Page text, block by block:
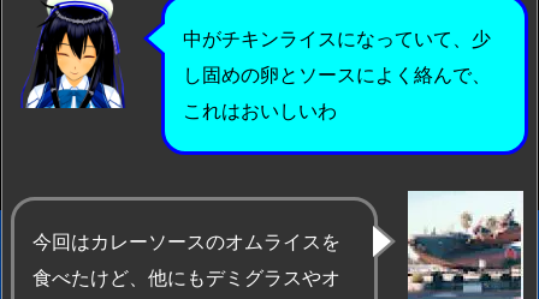
中がチキンライスになっていて、少
し固めの卵とソースによく絡んで、
これはおいしいわ
今回はカレーソースのオムライスを
食べたけど、他にもデミグラスやオ